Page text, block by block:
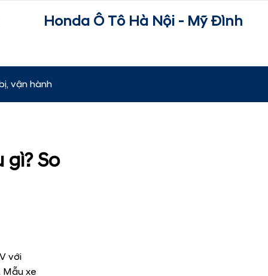
Honda Ô Tô Hà Nội - Mỹ Đình
vận hành
So
với
Mẫu xe